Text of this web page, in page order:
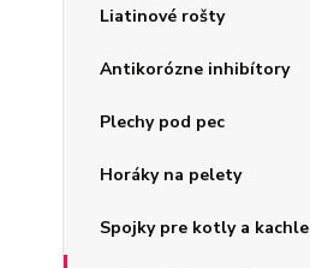
Liatinové rošty
Antikorózne inhibítory
Plechy pod pec
Horáky na pelety
Spojky pre kotly a kachle